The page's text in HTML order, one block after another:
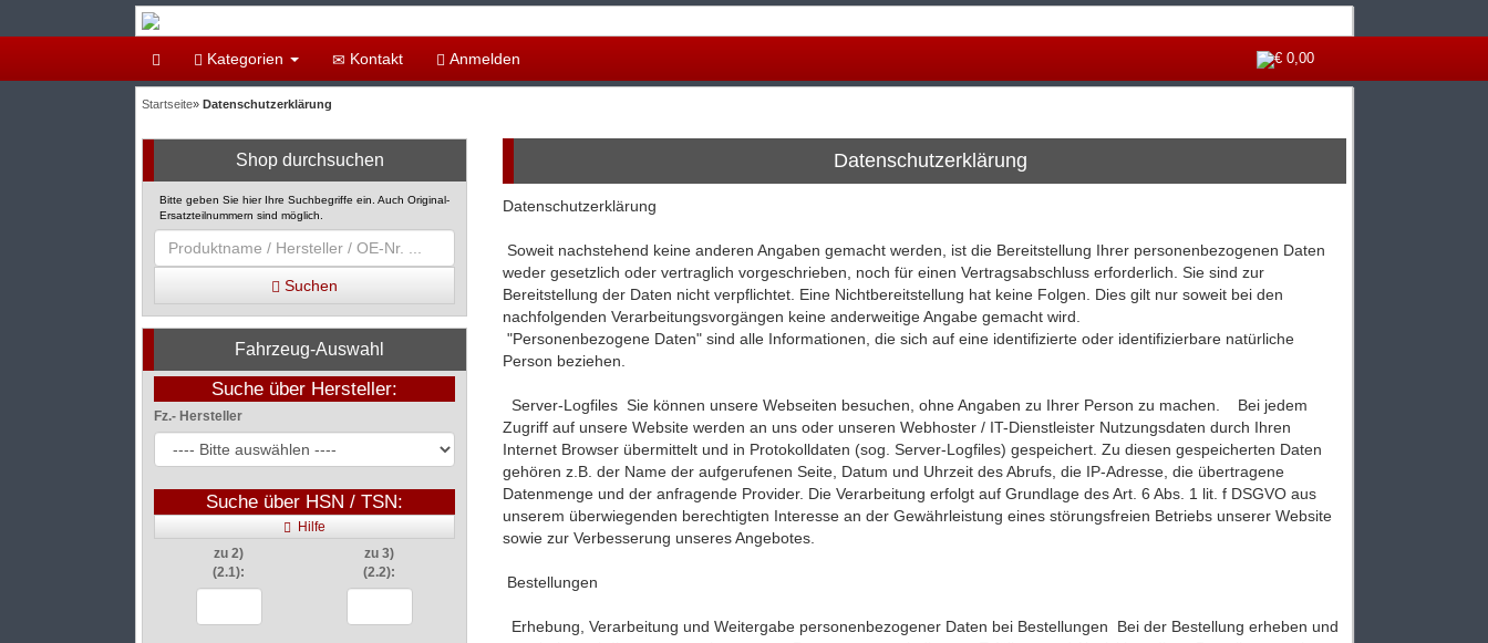
Kategorien Kontakt Anmelden € 0,00
Startseite» Datenschutzerklärung
Shop durchsuchen
Bitte geben Sie hier Ihre Suchbegriffe ein. Auch Original-
Ersatzteilnummern sind möglich.
Suchen
Fahrzeug-Auswahl
Suche über Hersteller:
Fz.- Hersteller
Suche über HSN / TSN:
Hilfe
zu 2)
(2.1):
zu 3)
(2.2):
Datenschutzerklärung
Datenschutzerklärung
Soweit nachstehend keine anderen Angaben gemacht werden, ist die Bereitstellung Ihrer personenbezogenen Daten
weder gesetzlich oder vertraglich vorgeschrieben, noch für einen Vertragsabschluss erforderlich. Sie sind zur
Bereitstellung der Daten nicht verpflichtet. Eine Nichtbereitstellung hat keine Folgen. Dies gilt nur soweit bei den
nachfolgenden Verarbeitungsvorgängen keine anderweitige Angabe gemacht wird.
"Personenbezogene Daten" sind alle Informationen, die sich auf eine identifizierte oder identifizierbare natürliche
Person beziehen.
Server-Logfiles Sie können unsere Webseiten besuchen, ohne Angaben zu Ihrer Person zu machen. Bei jedem
Zugriff auf unsere Website werden an uns oder unseren Webhoster / IT-Dienstleister Nutzungsdaten durch Ihren
Internet Browser übermittelt und in Protokolldaten (sog. Server-Logfiles) gespeichert. Zu diesen gespeicherten Daten
gehören z.B. der Name der aufgerufenen Seite, Datum und Uhrzeit des Abrufs, die IP-Adresse, die übertragene
Datenmenge und der anfragende Provider. Die Verarbeitung erfolgt auf Grundlage des Art. 6 Abs. 1 lit. f DSGVO aus
unserem überwiegenden berechtigten Interesse an der Gewährleistung eines störungsfreien Betriebs unserer Website
sowie zur Verbesserung unseres Angebotes.
Bestellungen
Erhebung, Verarbeitung und Weitergabe personenbezogener Daten bei Bestellungen Bei der Bestellung erheben und